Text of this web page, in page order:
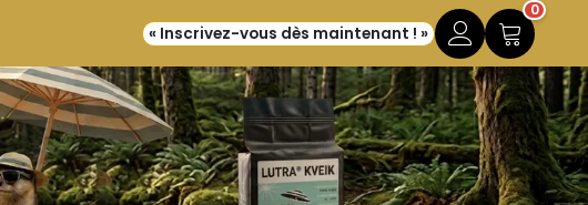
« Inscrivez-vous dès maintenant ! »
0